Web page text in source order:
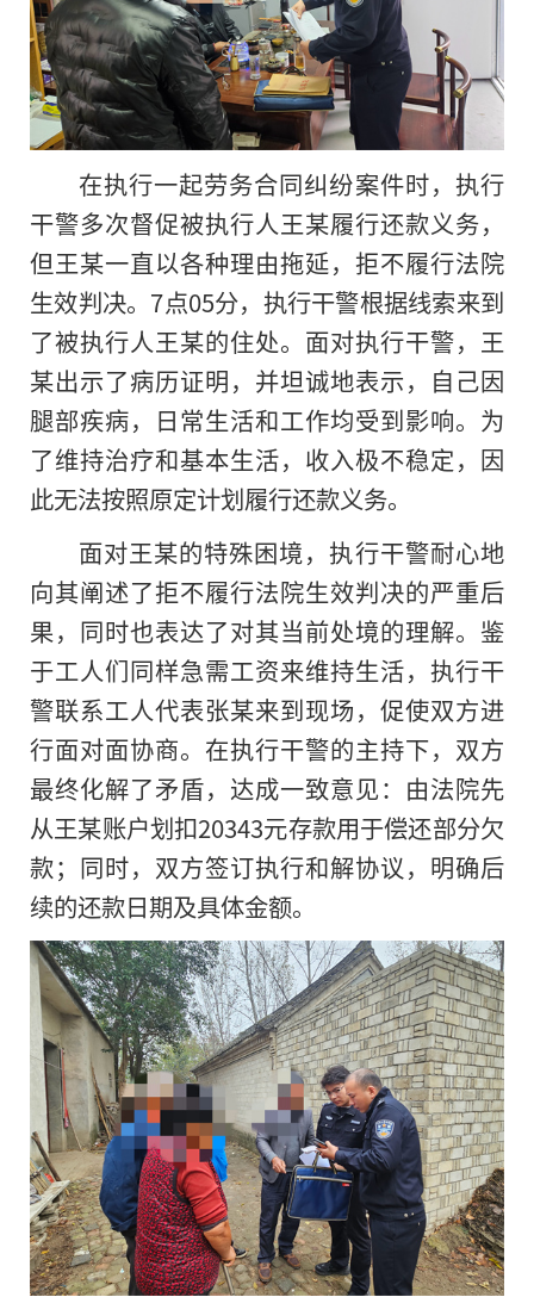
在执行一起劳务合同纠纷案件时，执行
干警多次督促被执行人王某履行还款义务，
但王某一直以各种理由拖延，拒不履行法院
生效判决。7点05分，执行干警根据线索来到
了被执行人王某的住处。面对执行干警，王
某出示了病历证明，并坦诚地表示，自己因
腿部疾病，日常生活和工作均受到影响。为
了维持治疗和基本生活，收入极不稳定，因
此无法按照原定计划履行还款义务。
面对王某的特殊困境，执行干警耐心地
向其阐述了拒不履行法院生效判决的严重后
果，同时也表达了对其当前处境的理解。鉴
于工人们同样急需工资来维持生活，执行干
警联系工人代表张某来到现场，促使双方进
行面对面协商。在执行干警的主持下，双方
最终化解了矛盾，达成一致意见：由法院先
从王某账户划扣20343元存款用于偿还部分欠
款；同时，双方签订执行和解协议，明确后
续的还款日期及具体金额。